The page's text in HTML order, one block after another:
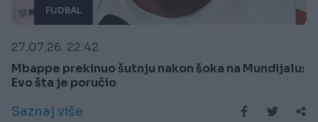
FUDBAL
27.07.26. 22:42
Mbappe prekinuo šutnju nakon šoka na Mundijalu:
Evo šta je poručio
Saznaj više